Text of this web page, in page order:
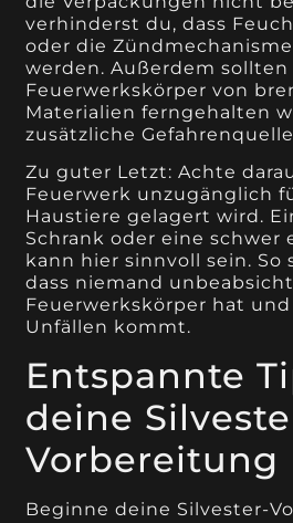
verhinderst du, dass
oder die
werden. Außerdem sollten
Feuerwerkskörper von
Materialien ferngehalten
zusätzliche
Zu guter Letzt: Achte
Feuerwerk unzugänglich
Haustiere gelagert wird.
Schrank oder eine schwer
kann hier sinnvoll sein. So
dass niemand
Feuerwerkskörper hat
Unfällen kommt.
Entspannte
deine
Vorbereitung
Beginne deine Silvester-